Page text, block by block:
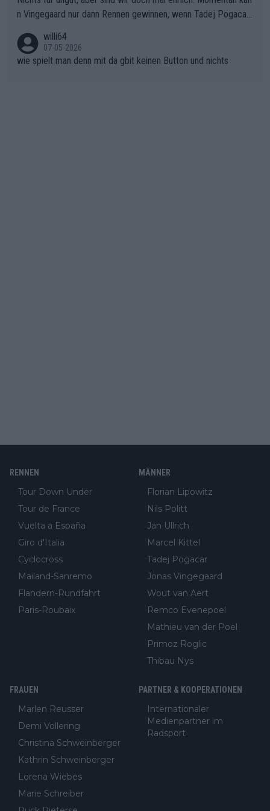
ichtung Nizza. Niewiadoma hat psychologisch Oberwasser, ab
er SD Worx und Vollering müssen jetzt All-In gehen. (gregman
n)
n Vingegaard nur dann Rennen gewinnen, wenn Tadej Pogacar
willi64
07-05-2026
wie spielt man denn mit da gbit keinen Button und nichts
RENNEN
Tour Down Under
Tour de France
Vuelta a España
Giro d'Italia
Cyclocross
Mailand-Sanremo
Flandern-Rundfahrt
Paris-Roubaix
MÄNNER
Florian Lipowitz
Nils Politt
Jan Ullrich
Marcel Kittel
Tadej Pogacar
Jonas Vingegaard
Wout van Aert
Remco Evenepoel
Mathieu van der Poel
Primoz Roglic
Thibau Nys
FRAUEN
Marlen Reusser
Demi Vollering
Christina Schweinberger
Kathrin Schweinberger
Lorena Wiebes
Marie Schreiber
PARTNER & KOOPERATIONEN
Internationaler
Medienpartner im
Radsport